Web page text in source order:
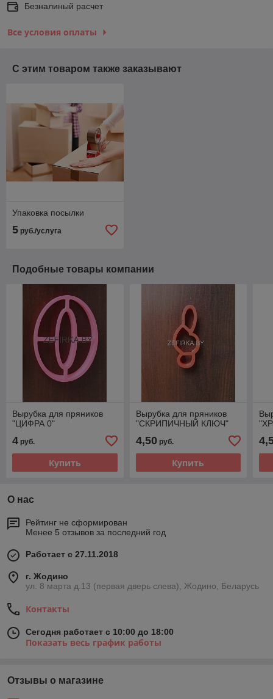
Безналиный расчет
Все условия оплаты
С этим товаром также заказывают
Упаковка посылки
5 руб./услуга
Подобные товары компании
Вырубка для пряников
"ЦИФРА 0"
4 руб.
Купить
Вырубка для пряников
"СКРИПИЧНЫЙ КЛЮЧ"
4,50руб.
Купить
О нас
Рейтинг не сформирован
Менее 5 отзывов за последний год
Работает с 27.11.2018
г. Жодино
ул. 8 марта д.13 (первая дверь слева), Жодино, Беларусь
Контакты
Сегодня работает с 10:00 до 18:00
Показать весь график работы
Отзывы о магазине